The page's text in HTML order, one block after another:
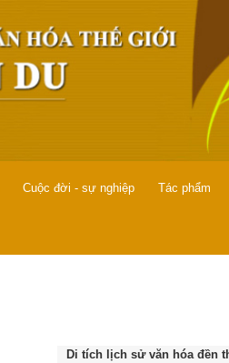
Cuộc đời - sự nghiệp Tác phẩm
Di tích lịch sử văn hóa đền